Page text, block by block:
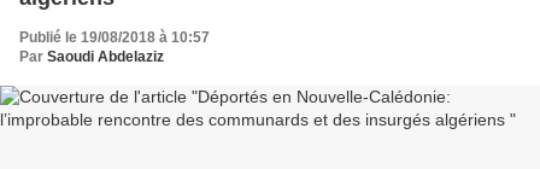
Publié le 19/08/2018 à 10:57
Par Saoudi Abdelaziz